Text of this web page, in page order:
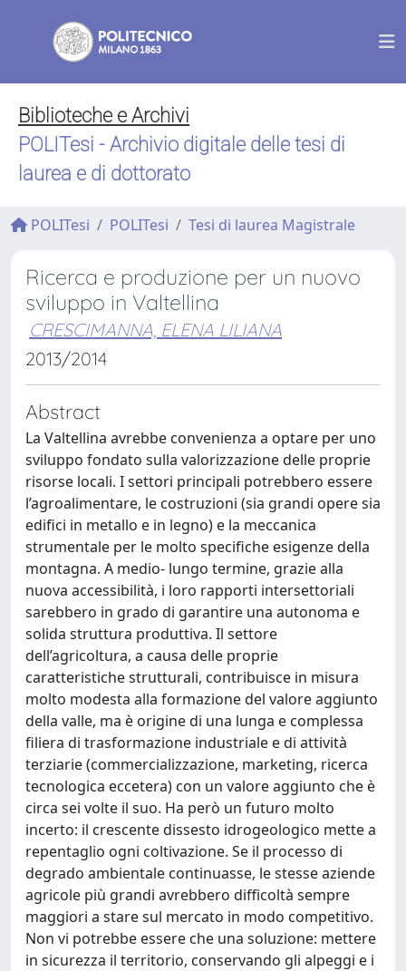
Biblioteche e Archivi
POLITesi - Archivio digitale delle tesi di
laurea e di dottorato
POLITesi POLITesi Tesi di laurea Magistrale
Ricerca e produzione per un nuovo
sviluppo in Valtellina
CRESCIMANNA, ELENA LILIANA
2013/2014
Abstract
La Valtellina avrebbe convenienza a optare per uno
sviluppo fondato sulla valorizzazione delle proprie
risorse locali. I settori principali potrebbero essere
l’agroalimentare, le costruzioni (sia grandi opere sia
edifici in metallo e in legno) e la meccanica
strumentale per le molto specifiche esigenze della
montagna. A medio- lungo termine, grazie alla
nuova accessibilità, i loro rapporti intersettoriali
sarebbero in grado di garantire una autonoma e
solida struttura produttiva. Il settore
dell’agricoltura, a causa delle proprie
caratteristiche strutturali, contribuisce in misura
molto modesta alla formazione del valore aggiunto
della valle, ma è origine di una lunga e complessa
filiera di trasformazione industriale e di attività
terziarie (commercializzazione, marketing, ricerca
tecnologica eccetera) con un valore aggiunto che è
circa sei volte il suo. Ha però un futuro molto
incerto: il crescente dissesto idrogeologico mette a
repentaglio ogni coltivazione. Se il processo di
degrado ambientale continuasse, le stesse aziende
agricole più grandi avrebbero difficoltà sempre
maggiori a stare sul mercato in modo competitivo.
Non vi potrebbe essere che una soluzione: mettere
in sicurezza il territorio, conservando gli alpeggi e i